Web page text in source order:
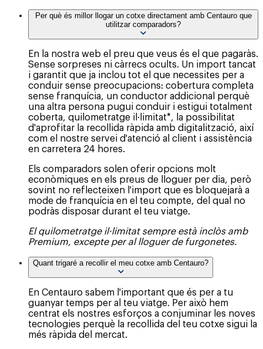
Per què és millor llogar un cotxe directament amb Centauro que
utilitzar comparadors?
En la nostra web el preu que veus és el que pagaràs.
Sense sorpreses ni càrrecs ocults. Un import tancat
i garantit que ja inclou tot el que necessites per a
conduir sense preocupacions: cobertura completa
sense franquícia, un conductor addicional perquè
una altra persona pugui conduir i estigui totalment
coberta, quilometratge il·limitat*, la possibilitat
d'aprofitar la recollida ràpida amb digitalització, així
com el nostre servei d'atenció al client i assistència
en carretera 24 hores.
Els comparadors solen oferir opcions molt
econòmiques en els preus de lloguer per dia, però
sovint no reflecteixen l'import que es bloquejarà a
mode de franquícia en el teu compte, del qual no
podràs disposar durant el teu viatge.
El quilometratge il·limitat sempre està inclòs amb
Premium, excepte per al lloguer de furgonetes.
Quant trigaré a recollir el meu cotxe amb Centauro?
En Centauro sabem l'important que és per a tu
guanyar temps per al teu viatge. Per això hem
centrat els nostres esforços a conjuminar les noves
tecnologies perquè la recollida del teu cotxe sigui la
més ràpida del mercat.